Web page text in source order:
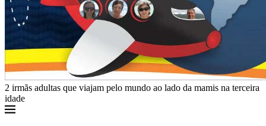
2 irmãs adultas que viajam pelo mundo ao lado da mamis na terceira
idade